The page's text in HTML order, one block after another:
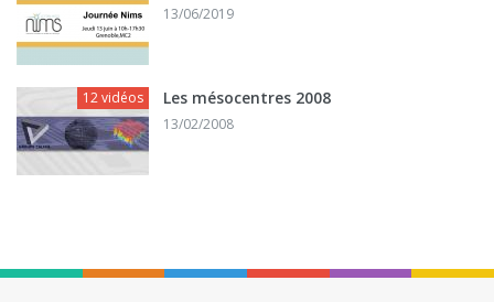
13/06/2019
12 vidéos Les mésocentres 2008
13/02/2008